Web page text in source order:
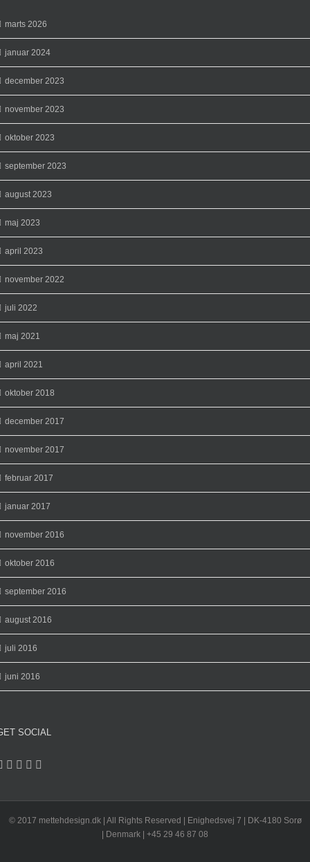
marts 2026
januar 2024
december 2023
november 2023
oktober 2023
september 2023
august 2023
maj 2023
april 2023
november 2022
juli 2022
maj 2021
april 2021
oktober 2018
december 2017
november 2017
februar 2017
januar 2017
november 2016
oktober 2016
september 2016
august 2016
juli 2016
juni 2016
SOCIAL
© 2017 mettehdesign.dk | All Rights Reserved | Enighedsvej 7 | DK-4180 Sorø
| Denmark | +45 29 46 87 08